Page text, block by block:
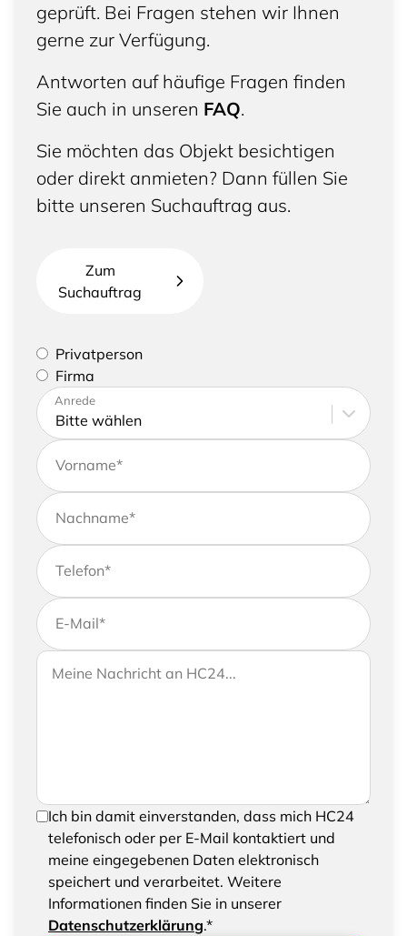
geprüft. Bei Fragen stehen wir Ihnen
gerne zur Verfügung.
Antworten auf häufige Fragen finden
Sie auch in unseren FAQ.
Sie möchten das Objekt besichtigen
oder direkt anmieten? Dann füllen Sie
bitte unseren Suchauftrag aus.
Zum
Suchauftrag
Bitte geben Sie an, ob Sie eine Privatperson sind
oder eine Firma vertreten
Privatperson
Firma
Bitte tragen Sie Ihre Adresse sowie
Kontaktdaten ein
Anrede
Vorname*
Nachname*
Telefon*
E-Mail*
Wenn Sie uns weitere Informationen zukommen
lassen möchten, können Sie Ihrer Anfrage gerne
Ihre Nachricht an HC24
Um Ihre Anfrage senden zu können, bestätigen
Sie bitte das Speichern und Verarbeiten Ihrer
eingegebenen Daten
Ich bin damit einverstanden, dass mich HC24
telefonisch oder per E-Mail kontaktiert und
meine eingegebenen Daten elektronisch
speichert und verarbeitet. Weitere
Informationen finden Sie in unserer
Datenschutzerklärung.*